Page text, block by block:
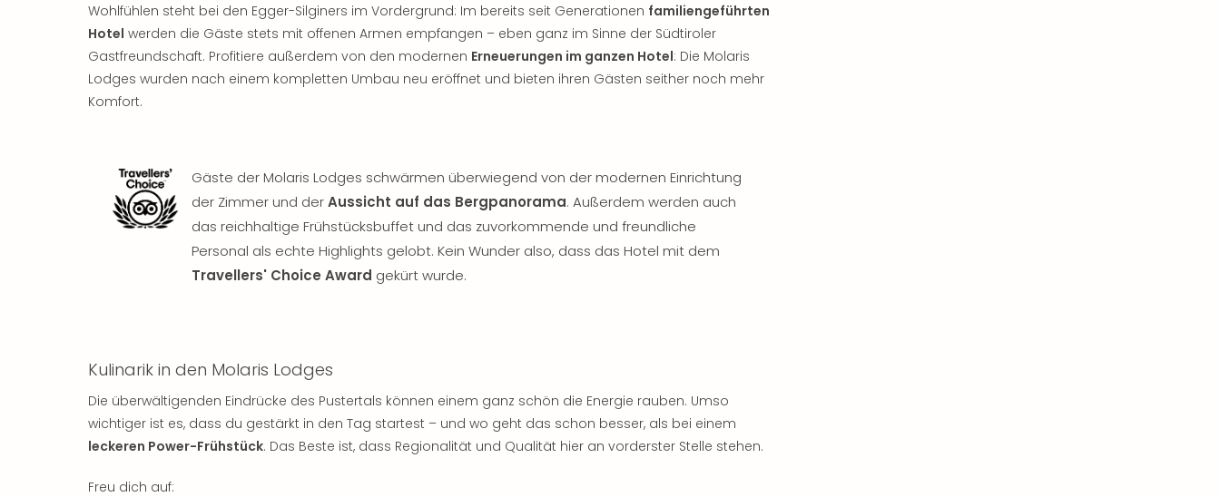
Wohlfühlen steht bei den Egger-Silginers im Vordergrund: Im bereits seit Generationen familiengeführten
Hotel werden die Gäste stets mit offenen Armen empfangen – eben ganz im Sinne der Südtiroler
Gastfreundschaft. Profitiere außerdem von den modernen Erneuerungen im ganzen Hotel: Die Molaris
Lodges wurden nach einem kompletten Umbau neu eröffnet und bieten ihren Gästen seither noch mehr
Komfort.
Gäste der Molaris Lodges schwärmen überwiegend von der modernen Einrichtung
der Zimmer und derAussicht auf das Bergpanorama. Außerdem werden auch
das reichhaltige Frühstücksbuffet und das zuvorkommende und freundliche
Personal als echte Highlights gelobt. Kein Wunder also, dass das Hotel mit dem
Travellers' Choice Award gekürt wurde.
Kulinarik in den Molaris Lodges
Die überwältigenden Eindrücke des Pustertals können einem ganz schön die Energie rauben. Umso
wichtiger ist es, dass du gestärkt in den Tag startest – und wo geht das schon besser, als bei einem
leckeren Power-Frühstück. Das Beste ist, dass Regionalität und Qualität hier an vorderster Stelle stehen.
Freu dich auf: